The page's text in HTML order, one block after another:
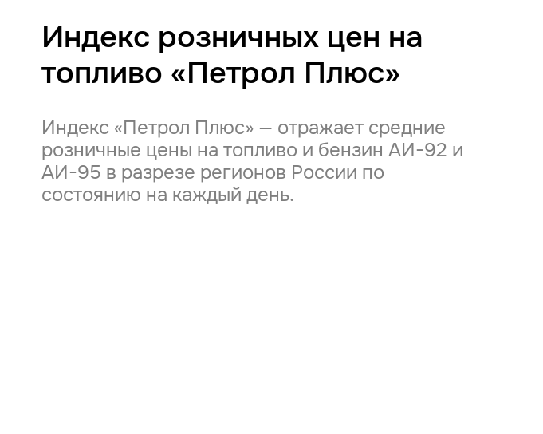
Индекс розничных цен на
топливо «Петрол Плюс»
Индекс «Петрол Плюс» — отражает средние
розничные цены на топливо и бензин АИ-92 и
АИ-95 в разрезе регионов России по
состоянию на каждый день.